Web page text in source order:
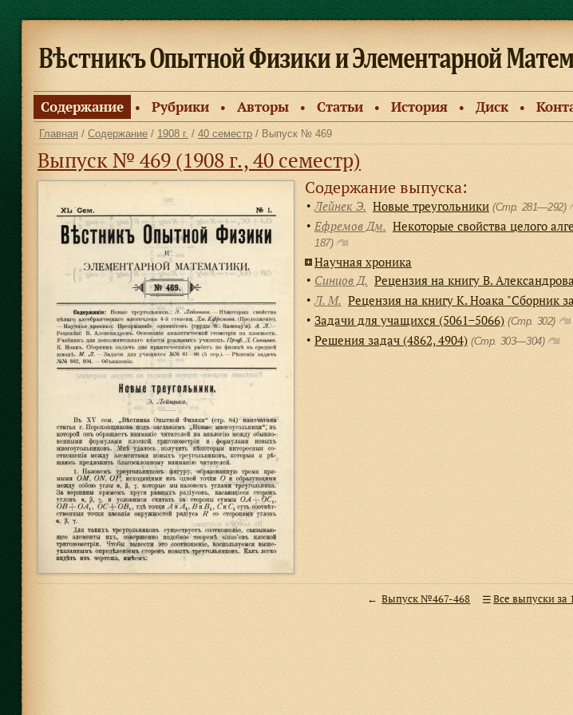
Содержание ● Рубрики ● Авторы ● Статьи ● История ● Диск ●
Главная / Содержание / 1908 г. / 40 семестр / Выпуск № 469
Выпуск № 469 (1908 г., 40 семестр)
Содержание выпуска:
● Лейнек Э. Новые треугольники (Стр. 281—292)
● Ефремов Дм. Некоторые свойства целого
187)
Научная хроника
● Синцов Д. Рецензия на книгу В.
● Л. М. Рецензия на книгу К. Ноака "Сборник
● Задачи для учащихся (5061−5066) (Стр. 302)
● Решения задач (4862, 4904) (Стр. 303—304)
Выпуск №467-468 Все выпуски за